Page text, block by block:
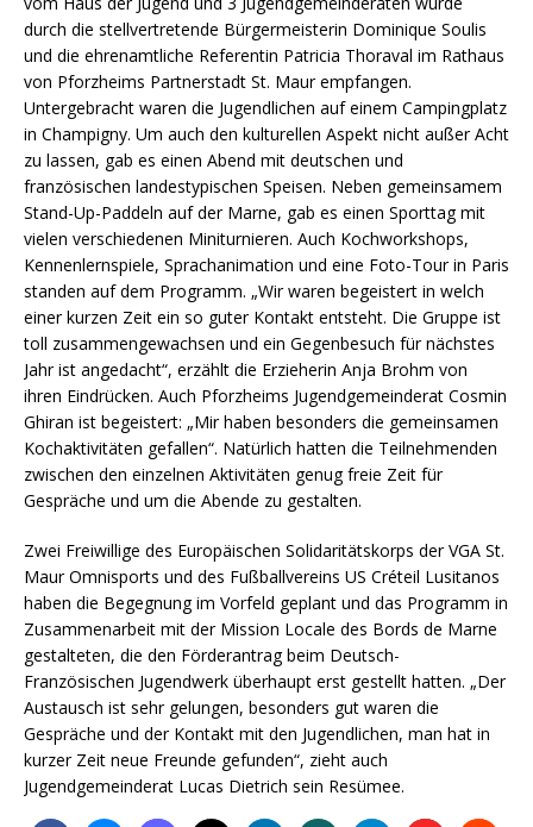
durch die stellvertretende Bürgermeisterin Dominique Soulis
und die ehrenamtliche Referentin Patricia Thoraval im Rathaus
von Pforzheims Partnerstadt St. Maur empfangen.
Untergebracht waren die Jugendlichen auf einem Campingplatz
in Champigny. Um auch den kulturellen Aspekt nicht außer Acht
zu lassen, gab es einen Abend mit deutschen und
französischen landestypischen Speisen. Neben gemeinsamem
Stand-Up-Paddeln auf der Marne, gab es einen Sporttag mit
vielen verschiedenen Miniturnieren. Auch Kochworkshops,
Kennenlernspiele, Sprachanimation und eine Foto-Tour in Paris
standen auf dem Programm. „Wir waren begeistert in welch
einer kurzen Zeit ein so guter Kontakt entsteht. Die Gruppe ist
toll zusammengewachsen und ein Gegenbesuch für nächstes
Jahr ist angedacht“, erzählt die Erzieherin Anja Brohm von
ihren Eindrücken. Auch Pforzheims Jugendgemeinderat Cosmin
Ghiran ist begeistert: „Mir haben besonders die gemeinsamen
Kochaktivitäten gefallen“. Natürlich hatten die Teilnehmenden
zwischen den einzelnen Aktivitäten genug freie Zeit für
Gespräche und um die Abende zu gestalten.
Zwei Freiwillige des Europäischen Solidaritätskorps der VGA St.
Maur Omnisports und des Fußballvereins US Créteil Lusitanos
haben die Begegnung im Vorfeld geplant und das Programm in
Zusammenarbeit mit der Mission Locale des Bords de Marne
gestalteten, die den Förderantrag beim Deutsch-
Französischen Jugendwerk überhaupt erst gestellt hatten. „Der
Austausch ist sehr gelungen, besonders gut waren die
Gespräche und der Kontakt mit den Jugendlichen, man hat in
kurzer Zeit neue Freunde gefunden“, zieht auch
Jugendgemeinderat Lucas Dietrich sein Resümee.